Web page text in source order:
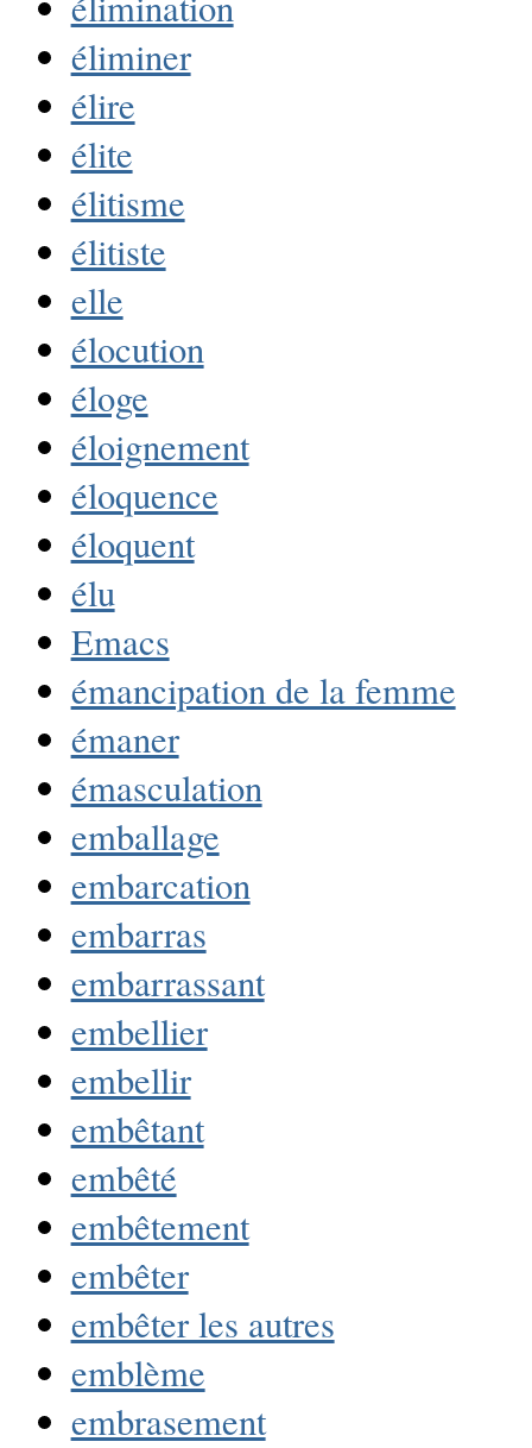
éliminer
élire
élite
élitisme
élitiste
elle
élocution
éloge
éloignement
éloquence
éloquent
élu
Emacs
émancipation de la femme
émaner
émasculation
emballage
embarcation
embarras
embarrassant
embellier
embellir
embêtant
embêté
embêtement
embêter
embêter les autres
emblème
embrasement